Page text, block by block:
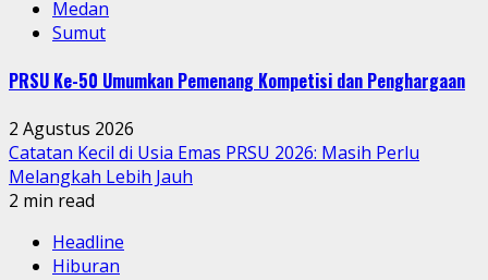
Medan
Sumut
PRSU Ke-50 Umumkan Pemenang Kompetisi dan Penghargaan
2 Agustus 2026
Catatan Kecil di Usia Emas PRSU 2026: Masih Perlu
Melangkah Lebih Jauh
2 min read
Headline
Hiburan